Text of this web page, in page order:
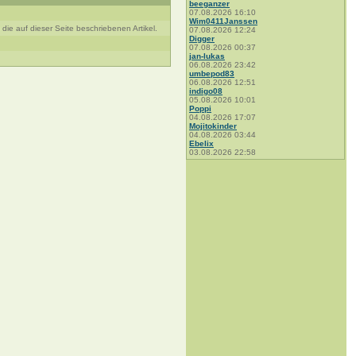
auf dieser Seite beschriebenen Artikel.
beeganzer
07.08.2026 16:10
Wim0411Janssen
07.08.2026 12:24
Digger
07.08.2026 00:37
jan-lukas
06.08.2026 23:42
umbepod83
06.08.2026 12:51
indigo08
05.08.2026 10:01
Poppi
04.08.2026 17:07
Mojitokinder
04.08.2026 03:44
Ebelix
03.08.2026 22:58